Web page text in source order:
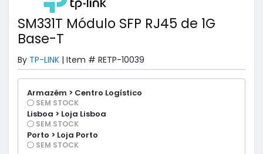
SM331T Módulo SFP RJ45 de 1G
Base-T
By TP-LINK | Item # RETP-10039
Armazém > Centro Logístico
SEM STOCK
Lisboa > Loja Lisboa
SEM STOCK
Porto > Loja Porto
SEM STOCK